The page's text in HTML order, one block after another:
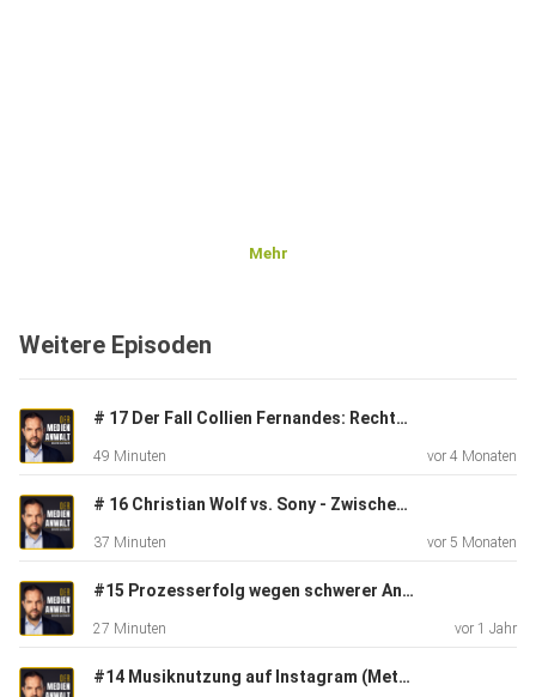
Mehr
Weitere Episoden
# 17 Der Fall Collien Fernandes: Rechtsdurchsetzungswüste Deutschland?
49 Minuten vor 4 Monaten
# 16 Christian Wolf vs. Sony - Zwischen Abmahnwelle und Medienpranger
37 Minuten vor 5 Monaten
#15 Prozesserfolg wegen schwerer Antisemitismusvorwürfe
27 Minuten vor 1 Jahr
#14 Musiknutzung auf Instagram (Meta), Facebook & Co.